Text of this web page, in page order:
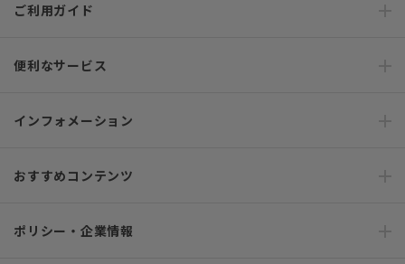
ご利用ガイド
便利なサービス
インフォメーション
おすすめコンテンツ
ポリシー・企業情報